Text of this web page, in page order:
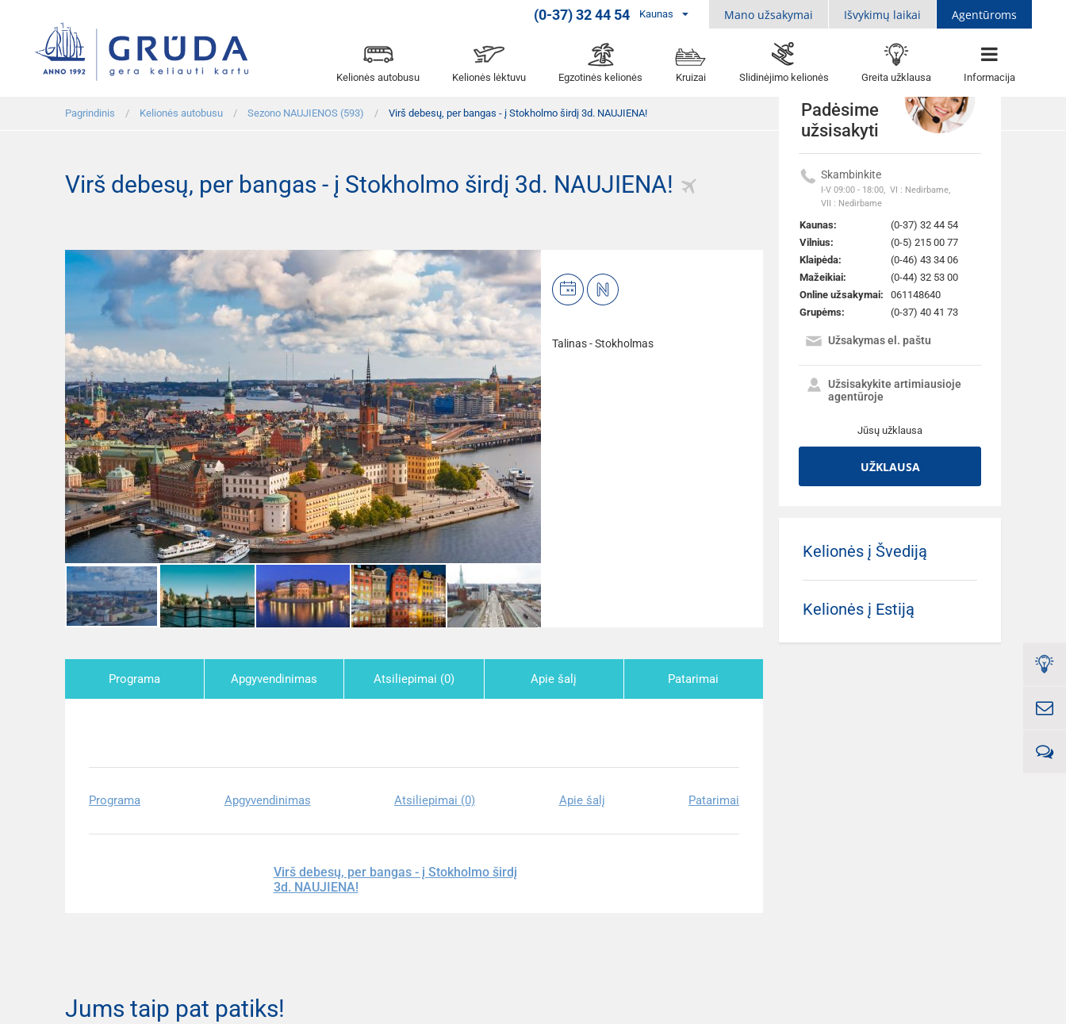
(0-37) 32 44 54 Kaunas Mano užsakymai Išvykimų laikai Agentūroms
Kelionės autobusu Kelionės lėktuvu Egzotinės kelionės Kruizai Slidinėjimo kelionės Greita užklausa Informacija
Pagrindinis Kelionės autobusu Sezono NAUJIENOS (593) Virš debesų, per bangas - į Stokholmo širdį 3d. NAUJIENA!
Virš debesų, per bangas - į Stokholmo širdį 3d. NAUJIENA!
Talinas - Stokholmas
Programa Apgyvendinimas Atsiliepimai (0) Apie šalį Patarimai
Programa Apgyvendinimas Atsiliepimai (0) Apie šalį Patarimai
Virš debesų, per bangas - į Stokholmo širdį
3d. NAUJIENA!
Padėsime
užsisakyti
Skambinkite
I-V 09:00 - 18:00, VI : Nedirbame,
VII : Nedirbame
Kaunas:
(0-37) 32 44 54
Vilnius:
(0-5) 215 00 77
Klaipėda:
(0-46) 43 34 06
Mažeikiai:
(0-44) 32 53 00
Online užsakymai:
061148640
Grupėms:
(0-37) 40 41 73
Užsakymas el. paštu
Užsisakykite artimiausioje
agentūroje
Jūsų užklausa
UŽKLAUSA
Kelionės į Švediją
Kelionės į Estiją
Jums taip pat patiks!